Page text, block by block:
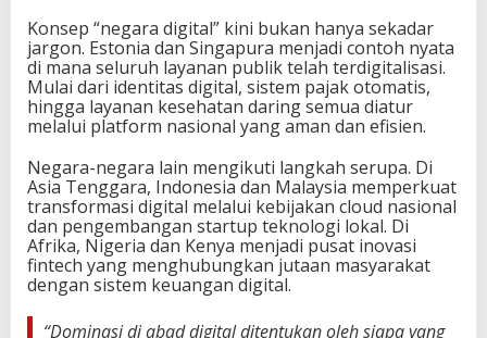
Konsep “negara digital” kini bukan hanya sekadar
jargon. Estonia dan Singapura menjadi contoh nyata
di mana seluruh layanan publik telah terdigitalisasi.
Mulai dari identitas digital, sistem pajak otomatis,
hingga layanan kesehatan daring semua diatur
melalui platform nasional yang aman dan efisien.
Negara-negara lain mengikuti langkah serupa. Di
Asia Tenggara, Indonesia dan Malaysia memperkuat
transformasi digital melalui kebijakan cloud nasional
dan pengembangan startup teknologi lokal. Di
Afrika, Nigeria dan Kenya menjadi pusat inovasi
fintech yang menghubungkan jutaan masyarakat
dengan sistem keuangan digital.
“Dominasi di abad digital ditentukan oleh siapa yang